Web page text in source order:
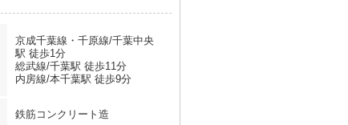
京成千葉線・千原線/千葉中央
駅 徒歩1分
総武線/千葉駅 徒歩11分
内房線/本千葉駅 徒歩9分
鉄筋コンクリート造